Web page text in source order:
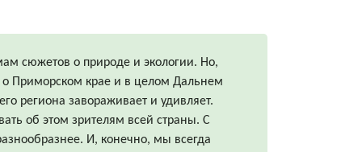
сюжетов о природе и экологии. Но,
Приморском крае и в целом Дальнем
региона завораживает и удивляет.
об этом зрителям всей страны. С
И, конечно, мы всегда